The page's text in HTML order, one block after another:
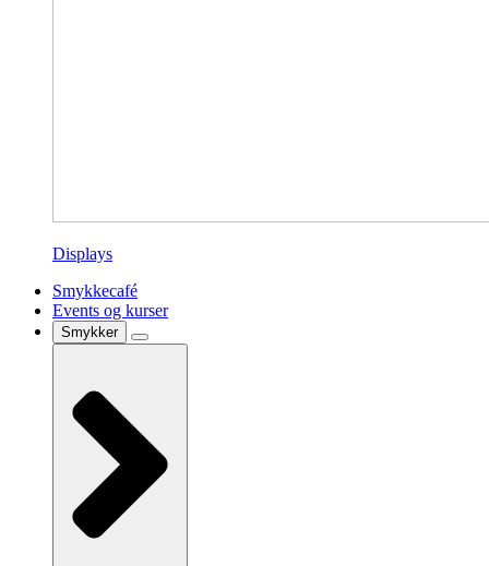
Displays
Smykkecafé
Events og kurser
Smykker